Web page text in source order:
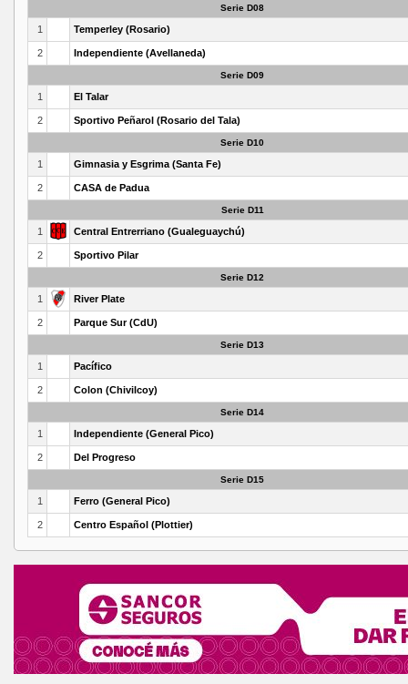
Serie D08
1 Temperley (Rosario)
2 Independiente (Avellaneda)
Serie D09
1 El Talar
2 Sportivo Peñarol (Rosario del Tala)
Serie D10
1 Gimnasia y Esgrima (Santa Fe)
2 CASA de Padua
Serie D11
1 Central Entrerriano (Gualeguaychú)
2 Sportivo Pilar
Serie D12
1 River Plate
2 Parque Sur (CdU)
Serie D13
1 Pacífico
2 Colon (Chivilcoy)
Serie D14
1 Independiente (General Pico)
2 Del Progreso
Serie D15
1 Ferro (General Pico)
2 Centro Español (Plottier)